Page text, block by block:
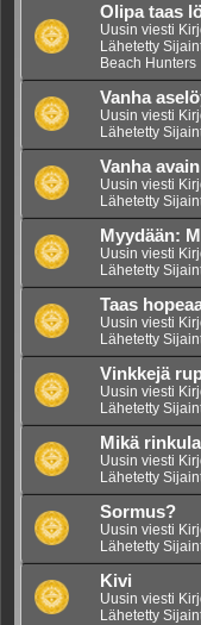
Olipa taas
Uusin viesti
Lähetetty
Beach Hunters
Vanha
Uusin viesti
Lähetetty
Vanha avain
Uusin viesti
Lähetetty
Myydään:
Uusin viesti
Lähetetty
Taas
Uusin viesti
Lähetetty
Vinkkejä
Uusin viesti
Lähetetty
Mikä
Uusin viesti
Lähetetty
Sormus?
Uusin viesti
Lähetetty
Kivi
Uusin viesti
Lähetetty